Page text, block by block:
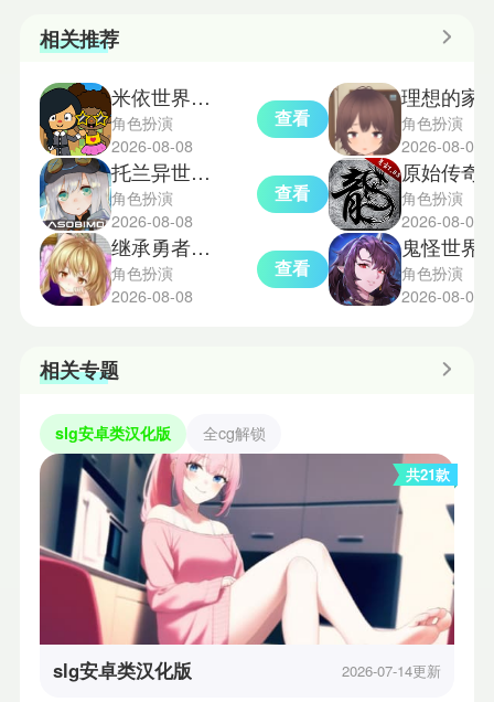
相关推荐
米依世界安卓版
角色扮演
2026-08-08
查看
托兰异世录国际服
角色扮演
2026-08-08
查看
继承勇者之力直装版
角色扮演
2026-08-08
查看
角色扮演
2026-08-07
原始传奇2
角色扮演
2026-08-07
鬼怪世界
角色扮演
2026-08-07
相关专题
slg安卓类汉化版 全cg解锁
共21款
slg安卓类汉化版 2026-07-14更新